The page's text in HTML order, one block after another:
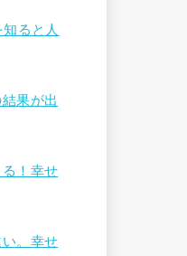
ると人
果が出
！幸せ
。幸せ